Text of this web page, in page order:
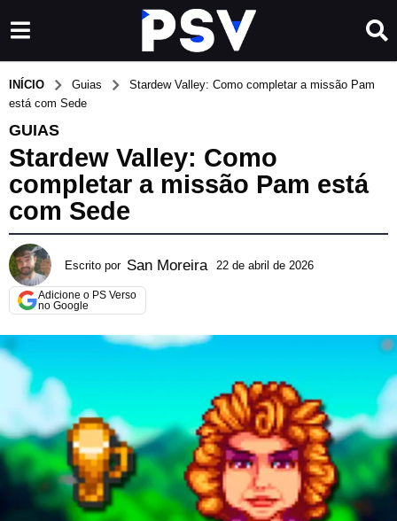
INÍCIO Guias
Stardew Valley: Como completar a missão Pam
está com Sede
GUIAS
Stardew Valley: Como
completar a missão Pam está
com Sede
Escrito por San Moreira 22 de abril de 2026
m
d
e
2
0
2
6
Adicione o PS Verso
no Google